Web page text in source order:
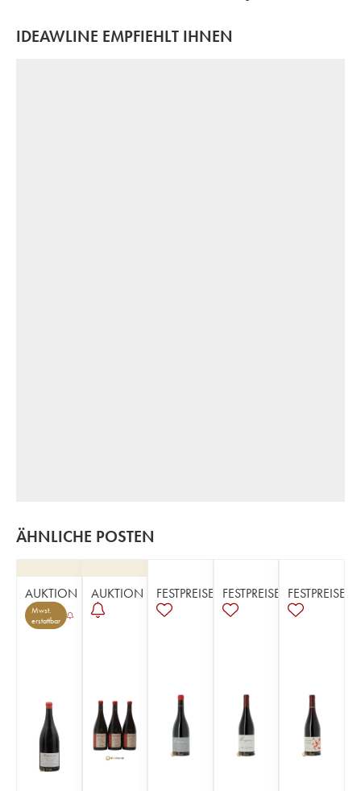
IDEAWLINE EMPFIEHLT IHNEN
ÄHNLICHE POSTEN
AUKTION
Mwst.
erstattbar
AUKTION FESTPREISE FESTPREISE FESTPREISE